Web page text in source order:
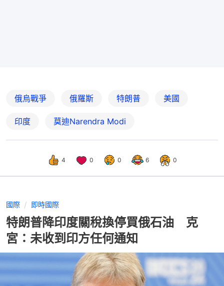
俄烏戰爭 俄羅斯 特朗普 美國
印度 莫迪Narendra Modi
4 0 0 6 0
國際 即時國際
特朗普降印度關稅換停買俄石油 克
宮：未收到印方任何通知